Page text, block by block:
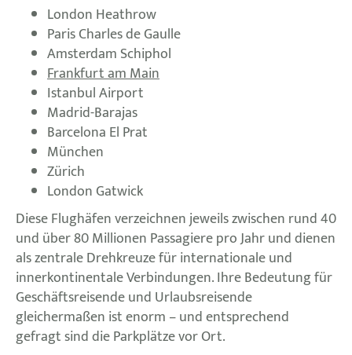
London Heathrow
Paris Charles de Gaulle
Amsterdam Schiphol
Frankfurt am Main
Istanbul Airport
Madrid-Barajas
Barcelona El Prat
München
Zürich
London Gatwick
Diese Flughäfen verzeichnen jeweils zwischen rund 40
und über 80 Millionen Passagiere pro Jahr und dienen
als zentrale Drehkreuze für internationale und
innerkontinentale Verbindungen. Ihre Bedeutung für
Geschäftsreisende und Urlaubsreisende
gleichermaßen ist enorm – und entsprechend
gefragt sind die Parkplätze vor Ort.